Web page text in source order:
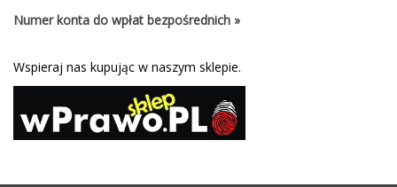
Numer konta do wpłat bezpośrednich »
Wspieraj nas kupując w naszym sklepie.